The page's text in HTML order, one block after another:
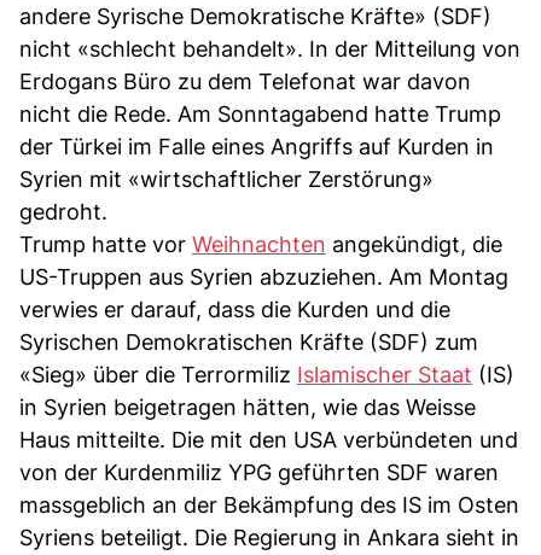
andere Syrische Demokratische Kräfte» (SDF)
nicht «schlecht behandelt». In der Mitteilung von
Erdogans Büro zu dem Telefonat war davon
nicht die Rede. Am Sonntagabend hatte Trump
der Türkei im Falle eines Angriffs auf Kurden in
Syrien mit «wirtschaftlicher Zerstörung»
gedroht.
Trump hatte vor Weihnachten angekündigt, die
US-Truppen aus Syrien abzuziehen. Am Montag
verwies er darauf, dass die Kurden und die
Syrischen Demokratischen Kräfte (SDF) zum
«Sieg» über die Terrormiliz Islamischer Staat (IS)
in Syrien beigetragen hätten, wie das Weisse
Haus mitteilte. Die mit den USA verbündeten und
von der Kurdenmiliz YPG geführten SDF waren
massgeblich an der Bekämpfung des IS im Osten
Syriens beteiligt. Die Regierung in Ankara sieht in